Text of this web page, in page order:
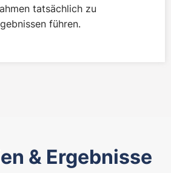
tatsächlich zu
führen.
& Ergebnisse